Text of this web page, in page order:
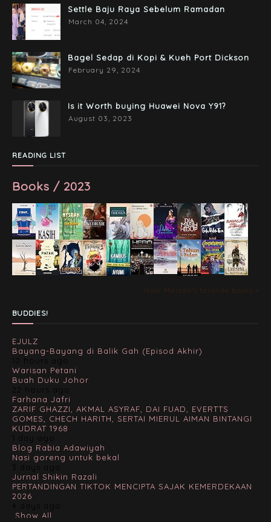
Settle Baju Raya Sebelum Ramadan
March 04, 2024
Bagel Sedap di Kopi & Kueh Port Dickson
February 29, 2024
Is it Worth buying Huawei Nova Y91?
August 03, 2023
READING LIST
Books / 2023
Noor Maizan's favorite books »
BUDDIES!
EJULZ
Bayang-Bayang di Balik Gah (Episod Akhir)
Warisan Petani
Buah Duku Johor
Farhana Jafri
ZARIF GHAZZI, AKMAL ASYRAF, DAI FUAD, EVERTTS
GOMES, CHECH HARITH, SERTAI MIERUL AIMAN BINTANGI
KUDRAT 1968
Blog Rabia Adawiyah
Nasi goreng untuk bekal
Jurnal Shikin Razali
PERTANDINGAN TIKTOK MENCIPTA SAJAK KEMERDEKAAN
2026
Show All